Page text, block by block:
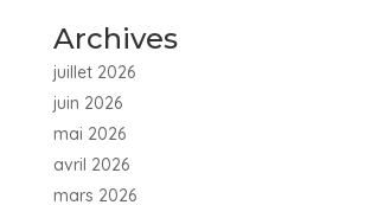
Archives
juillet 2026
juin 2026
mai 2026
avril 2026
mars 2026